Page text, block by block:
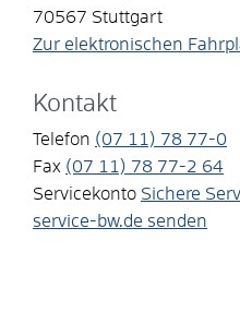
70567 Stuttgart
Zur elektronischen
Kontakt
Telefon (07 11) 78 77-0
Fax (07 11) 78 77-2 64
Servicekonto Sichere
service-bw.de senden